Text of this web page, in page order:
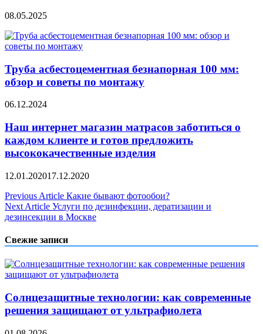
08.05.2025
Труба асбестоцементная безнапорная 100 мм:
обзор и советы по монтажу
06.12.2024
Наш интернет магазин матрасов заботиться о
каждом клиенте и готов предложить
высококачественные изделия
12.01.202017.12.2020
Навигация
по
Previous Article Какие бывают фотообои?
Next Article Услуги по дезинфекции, дератизации и
дезинсекции в Москве
Свежие записи
Солнцезащитные технологии: как современные
решения защищают от ультрафиолета